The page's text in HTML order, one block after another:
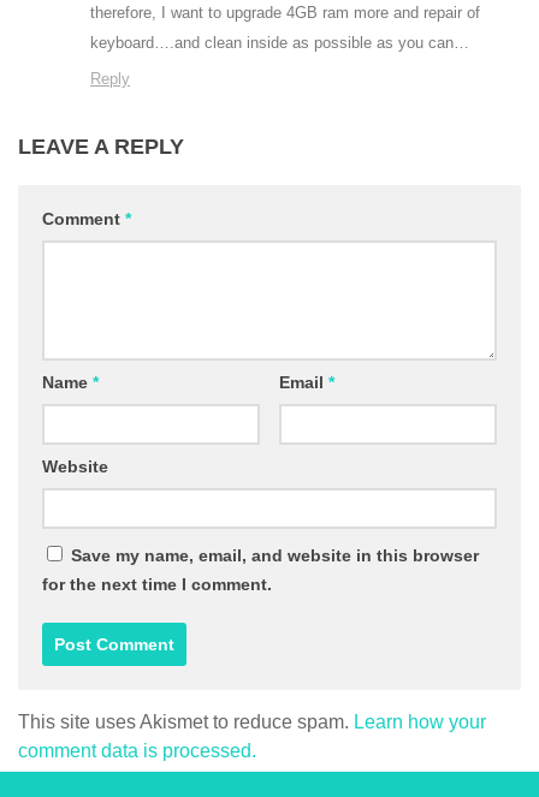
therefore, I want to upgrade 4GB ram more and repair of
keyboard….and clean inside as possible as you can…
Reply
LEAVE A REPLY
Comment *
Name * Email *
Website
Save my name, email, and website in this browser
for the next time I comment.
This site uses Akismet to reduce spam. Learn how your
comment data is processed.